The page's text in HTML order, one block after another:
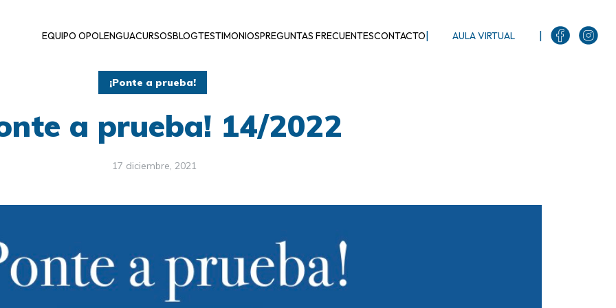
EQUIPO OPOLENGUACURSOSBLOGTESTIMONIOSPREGUNTAS FRECUENTESCONTACTO| AULA VIRTUAL |
¡Ponte a prueba!
a prueba! 14/2022
17 diciembre, 2021